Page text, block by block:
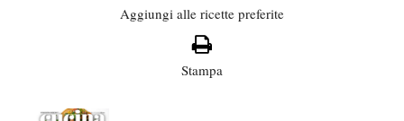
Aggiungi alle ricette preferite
Stampa